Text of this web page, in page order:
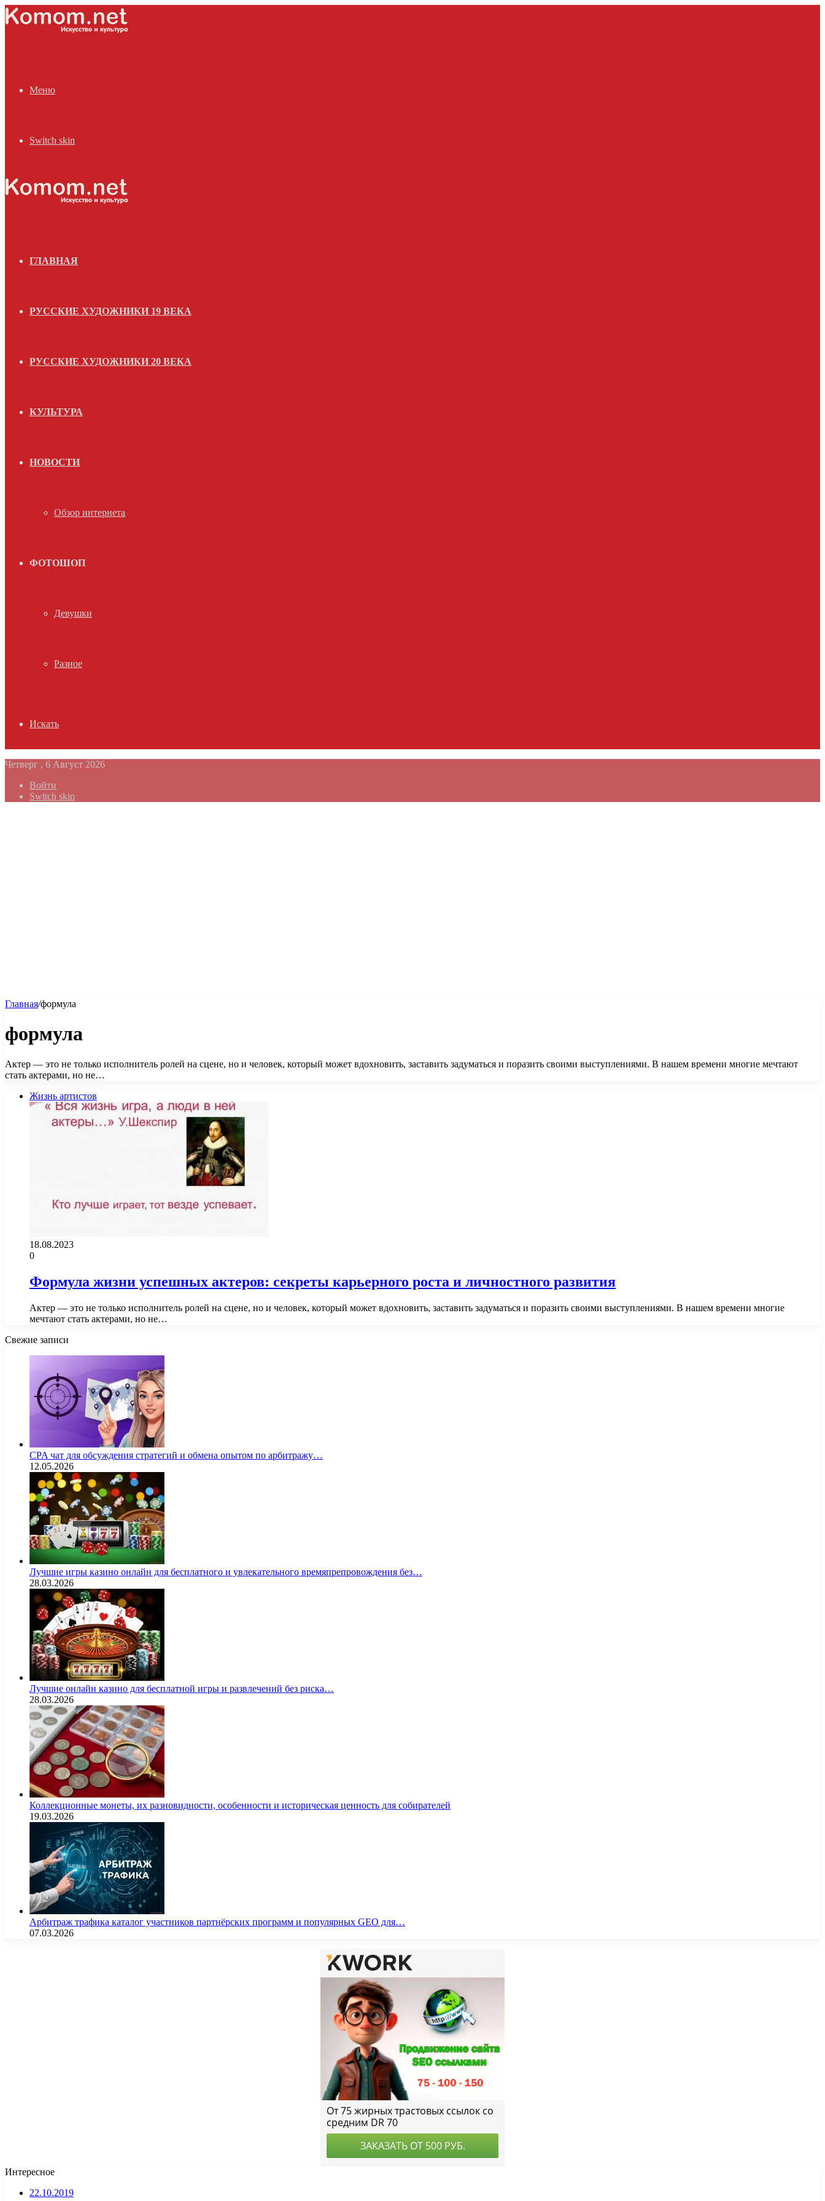
Меню
Switch skin
ГЛАВНАЯ
РУССКИЕ ХУДОЖНИКИ 19 ВЕКА
РУССКИЕ ХУДОЖНИКИ 20 ВЕКА
КУЛЬТУРА
НОВОСТИ
Обзор интернета
ФОТОШОП
Девушки
Разное
Искать
Четверг , 6 Август 2026
Войти
Switch skin
Главная/формула
формула
Актер — это не только исполнитель ролей на сцене, но и человек, который может вдохновить, заставить задуматься и поразить своими выступлениями. В нашем времени многие мечтают
стать актерами, но не…
Жизнь артистов
18.08.2023
0
Формула жизни успешных актеров: секреты карьерного роста и личностного развития
Актер — это не только исполнитель ролей на сцене, но и человек, который может вдохновить, заставить задуматься и поразить своими выступлениями. В нашем времени многие
мечтают стать актерами, но не…
Свежие записи
CPA чат для обсуждения стратегий и обмена опытом по арбитражу…
12.05.2026
Лучшие игры казино онлайн для бесплатного и увлекательного времяпрепровождения без…
28.03.2026
Лучшие онлайн казино для бесплатной игры и развлечений без риска…
28.03.2026
Коллекционные монеты, их разновидности, особенности и историческая ценность для собирателей
19.03.2026
Арбитраж трафика каталог участников партнёрских программ и популярных GEO для…
07.03.2026
Интересное
22.10.2019